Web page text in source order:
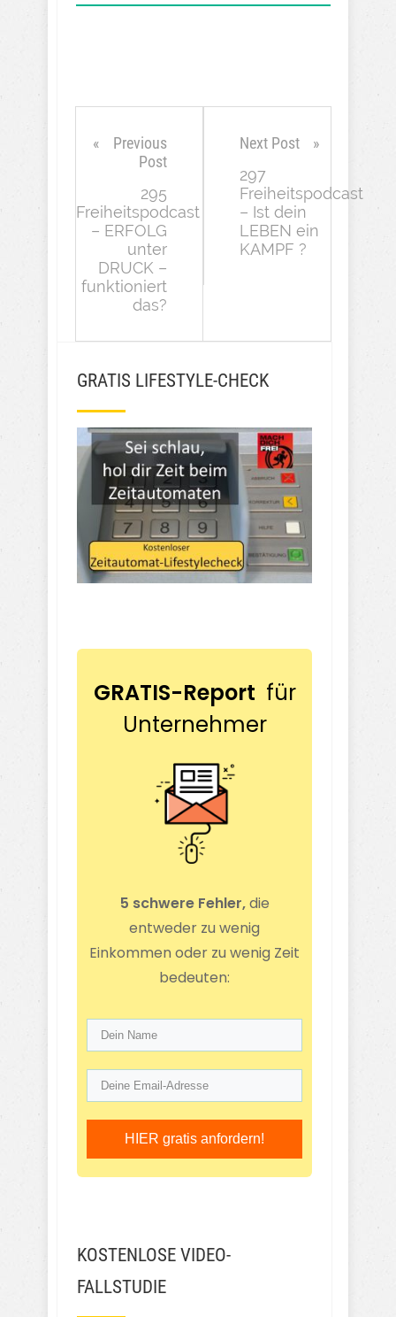
Previous
Post
295
Freiheitspodcast
– ERFOLG
unter
DRUCK –
funktioniert
das?
Next Post
297
Freiheitspodcast
– Ist dein
LEBEN ein
KAMPF ?
GRATIS LIFESTYLE-CHECK
GRATIS-Report für
Unternehmer
5 schwere Fehler,die
entweder zu wenig
Einkommen oder zu wenig Zeit
bedeuten:
HIER gratis anfordern!
KOSTENLOSE VIDEO-
FALLSTUDIE